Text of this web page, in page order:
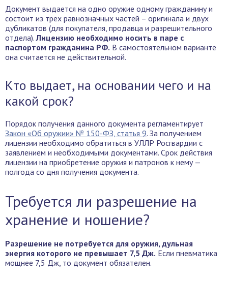
Документ выдается на одно оружие одному гражданину и
состоит из трех равнозначных частей – оригинала и двух
дубликатов (для покупателя, продавца и разрешительного
отдела).Лицензию необходимо носить в паре с
паспортом гражданина РФ. В самостоятельном варианте
она считается не действительной.
Кто выдает, на основании чего и на
какой срок?
Порядок получения данного документа регламентирует
Закон «Об оружии» № 150-ФЗ, статья 9. За получением
лицензии необходимо обратиться в УЛЛР Росгвардии с
заявлением и необходимыми документами. Срок действия
лицензии на приобретение оружия и патронов к нему —
полгода со дня получения документа.
Требуется ли разрешение на
хранение и ношение?
Разрешение не потребуется для оружия, дульная
энергия которого не превышает 7,5 Дж. Если пневматика
мощнее 7,5 Дж, то документ обязателен.